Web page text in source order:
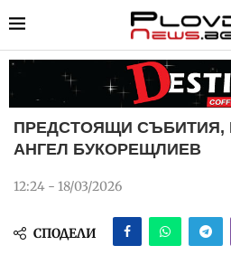
ПРЕДСТОЯЩИ СЪБИТИЯ,
АНГЕЛ БУКОРЕЩЛИЕВ
12:24 - 18/03/2026
СПОДЕЛИ